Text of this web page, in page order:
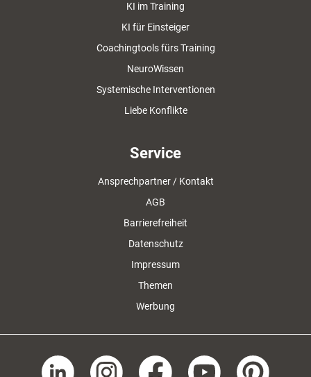
KI im Training
KI für Einsteiger
Coachingtools fürs Training
NeuroWissen
Systemische Interventionen
Liebe Konflikte
Service
Ansprechpartner / Kontakt
AGB
Barrierefreiheit
Datenschutz
Impressum
Themen
Werbung